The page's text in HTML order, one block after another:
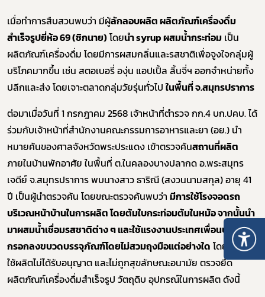
เมื่อทำการสืบสวนพบว่า มีผู้ลักลอบผลิต ผลิตภัณฑ์เครื่องดื่ม
สำเร็จรูปยี่ห้อ 69 (ซิกนาย)โดยนำ syrup ผสมน้ำกระท่อม เป็น
ผลิตภัณฑ์เครื่องดื่ม โดยมีการผสมกลิ่นและรสชาติเพื่อจูงใจกลุ่มผู้
บริโภคมากขึ้น เช่น สตอเบอรี่ องุ่น แอปเปิ้ล ลิ้นจี่ฯ ออกจำหน่ายทั้ง
ปลีกและส่ง โดยเจาะตลาดกลุ่มวัยรุ่นทั่วไปในพี้นที่ จ.สมุทรปราการ
ต่อมาเมื่อวันที่ 1 กรกฎาคม 2568 เจ้าหน้าที่ตำรวจ กก.4 บก.ปคบ. ได้
ร่วมกับเจ้าหน้าที่สำนักงานคณะกรรมการอาหารและยา (อย.) นำ
หมายค้นของศาลจังหวัดพระประแดง เข้าตรวจค้นสถานที่ผลิต
ภายในบ้านพักอาศัย ในพื้นที่ ต.ในคลองบางปลากด อ.พระสมุทร
เจดีย์ จ.สมุทรปราการ พบนางสาว ธาริณี (สงวนนามสกุล) อายุ 41
ปี เป็นผู้นำตรวจค้น โดยขณะตรวจค้นพบว่า มีการใช้โรงจอดรถ
บริเวณหน้าบ้านในการผลิต โดยต้มใบกระท่อมต้มในหม้อ จากนั้นนำ
มาผสมน้ำเชื่อมรสชาติต่าง ๆ และใช้แรงงานประเทศเพื่อนบ้านนั่ง
กรอกลงขบวดบรรจุภัณฑ์โดยไม่สวมถุงมือแต่อย่างใด โดยสถานที่
ใช้ผลิตไม่ได้รับอนุญาต และไม่ถูกสุขลักษณะอนามัย ตรวจยึด
ผลิตภัณฑ์เครื่องดื่มสำเร็จรูป วัตถุดิบ อุปกรณ์ในการผลิต ดังนี้